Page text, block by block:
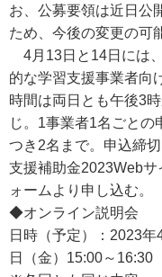
お、公募要領は近日公
ため、今後の変更の可
4月13日と14日には
的な学習支援事業者向
時間は両日とも午後3
じ。1事業者1名ごとの
つき2名まで。申込締
支援補助金2023Web
ォームより申し込む。
◆オンライン説明会
日時（予定）：2023
日（金）15:00～16:30